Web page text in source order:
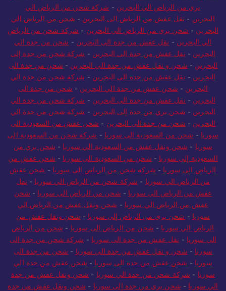
بري من الرياض الي البحرين - شركة شحن من الرياض الي
البحرين - نقل عفش من الرياض الى البحرين - شحن من الرياض الي
البحرين - شحن بري من الرياض الي البحرين - شركة شحن من الرياض
الي البحرين - نقل عفش من جدة الى البحرين - شحن من جدة الي
البحرين - نقل عفش من جدة الى البحرين - شركة شحن من جدة إلى
البحرين - شحن و نقل عفش من جدة الي البحرين - شحن من جدة الى
البحرين - نقل عفش من جدة الى البحرين - شركة شحن من جدة الي
البحرين - شحن عفش من جدة الي البحرين - شحن من جدة الى
البحرين - نقل عفش من جدة الى البحرين - شركة شحن من جدة الي
البحرين - شحن بري من جدة إلى البحرين - شركة شحن من جدة الي
البحرين - شحن من جدة الى البحرين - شحن عفش من السعودية الى
سوريا - شحن من السعودية الى سوريا - شركة شحن من السعودية الى
سوريا - شحن ونقل عفش من السعودية الي سوريا - شحن بري من
السعودية إلى سوريا - شحن من السعودية الى سوريا - شحن عفش من
الرياض الى سوريا - شركة شحن من الرياض الى سوريا - شحن عفش
من الرياض الي سوريا - شركة شحن من الرياض الي سوريا - نقل
عفش من الرياض الى سوريا - شحن من الرياض الى سوريا - شحن
عفش من الرياض الي سوريا - شحن ونقل عفش من الرياض الي
سوريا - شحن بري من الرياض إلى سوريا - شحن ونقل عفش من
الرياض الي سوريا - شحن من الرياض الى سوريا - شحن من الرياض
الى سوريا - نقل عفش من جدة الى سوريا - شركة شحن من جدة الى
سوريا - شحن و نقل عفش من جدة الى سوريا - شحن من جدة الى
سوريا - شحن عفش من جدة الى سوريا - شحن عفش من جدة الي
سوريا - شركة شحن من جدة الي سوريا - شحن ونقل عفش من جدة
الي سوريا - شحن بري من جدة إلى سوريا - شحن ونقل عفش من جدة